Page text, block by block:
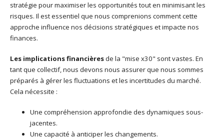
stratégie pour maximiser les opportunités tout en minimisant les
risques. Il est essentiel que nous comprenions comment cette
approche influence nos décisions stratégiques et impacte nos
finances.
Les implications financièresde la "mise x30" sont vastes. En
tant que collectif, nous devons nous assurer que nous sommes
préparés à gérer les fluctuations et les incertitudes du marché.
Cela nécessite :
Une compréhension approfondie des dynamiques sous-
jacentes.
Une capacité à anticiper les changements.